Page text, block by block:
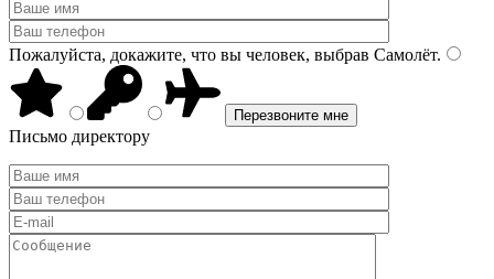
Пожалуйста, докажите, что вы человек, выбрав Самолёт.
Письмо директору